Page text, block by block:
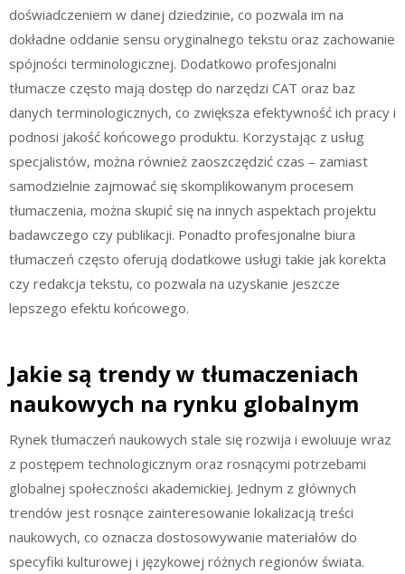
doświadczeniem w danej dziedzinie, co pozwala im na
dokładne oddanie sensu oryginalnego tekstu oraz zachowanie
spójności terminologicznej. Dodatkowo profesjonalni
tłumacze często mają dostęp do narzędzi CAT oraz baz
danych terminologicznych, co zwiększa efektywność ich pracy i
podnosi jakość końcowego produktu. Korzystając z usług
specjalistów, można również zaoszczędzić czas – zamiast
samodzielnie zajmować się skomplikowanym procesem
tłumaczenia, można skupić się na innych aspektach projektu
badawczego czy publikacji. Ponadto profesjonalne biura
tłumaczeń często oferują dodatkowe usługi takie jak korekta
czy redakcja tekstu, co pozwala na uzyskanie jeszcze
lepszego efektu końcowego.
Jakie są trendy w tłumaczeniach
naukowych na rynku globalnym
Rynek tłumaczeń naukowych stale się rozwija i ewoluuje wraz
z postępem technologicznym oraz rosnącymi potrzebami
globalnej społeczności akademickiej. Jednym z głównych
trendów jest rosnące zainteresowanie lokalizacją treści
naukowych, co oznacza dostosowywanie materiałów do
specyfiki kulturowej i językowej różnych regionów świata.